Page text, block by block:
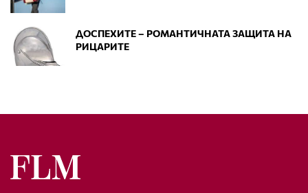
ДОСПЕХИТЕ – РОМАНТИЧНАТА ЗАЩИТА НА
РИЦАРИТЕ